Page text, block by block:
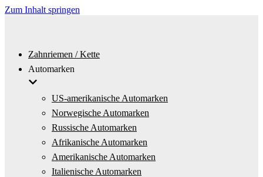
Zum Inhalt springen
Zahnriemen / Kette
Automarken
US-amerikanische Automarken
Norwegische Automarken
Russische Automarken
Afrikanische Automarken
Amerikanische Automarken
Italienische Automarken